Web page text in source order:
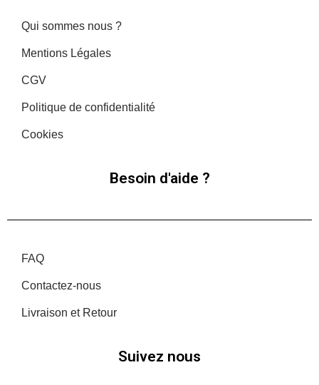
Qui sommes nous ?
Mentions Légales
CGV
Politique de confidentialité
Cookies
Besoin d'aide ?
FAQ
Contactez-nous
Livraison et Retour
Suivez nous